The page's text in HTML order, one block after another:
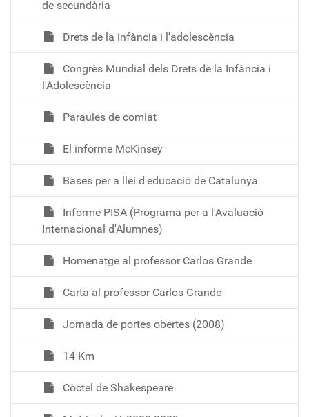
de secundària
Drets de la infància i l'adolescència
Congrès Mundial dels Drets de la Infància i
l'Adolescència
Paraules de comiat
El informe McKinsey
Bases per a llei d'educació de Catalunya
Informe PISA (Programa per a l'Avaluació
Internacional d'Alumnes)
Homenatge al professor Carlos Grande
Carta al professor Carlos Grande
Jornada de portes obertes (2008)
14 Km
Còctel de Shakespeare